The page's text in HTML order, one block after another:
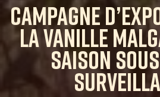
Campagne
la vanille
saison